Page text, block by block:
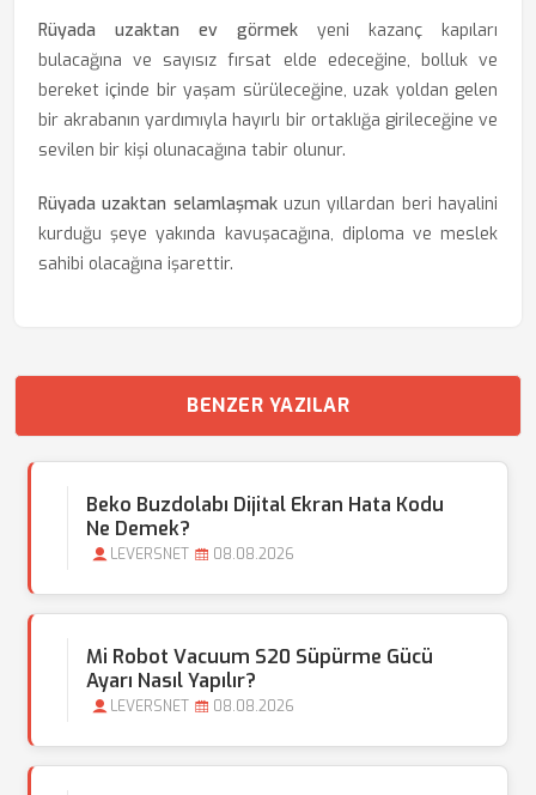
Rüyada uzaktan ev görmek yeni kazanç kapıları
bulacağına ve sayısız fırsat elde edeceğine, bolluk ve
bereket içinde bir yaşam sürüleceğine, uzak yoldan gelen
bir akrabanın yardımıyla hayırlı bir ortaklığa girileceğine ve
sevilen bir kişi olunacağına tabir olunur.
Rüyada uzaktan selamlaşmakuzun yıllardan beri hayalini
kurduğu şeye yakında kavuşacağına, diploma ve meslek
sahibi olacağına işarettir.
BENZER YAZILAR
Beko Buzdolabı Dijital Ekran Hata Kodu
Ne Demek?
LEVERSNET 08.08.2026
Mi Robot Vacuum S20 Süpürme Gücü
Ayarı Nasıl Yapılır?
LEVERSNET 08.08.2026